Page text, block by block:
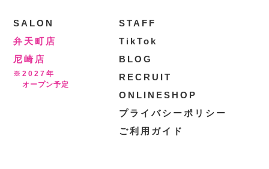
SALON
弁天町店
尼崎店
※2027年
オープン予定
STAFF
TikTok
BLOG
RECRUIT
ONLINESHOP
プライバシーポリシー
ご利用ガイド